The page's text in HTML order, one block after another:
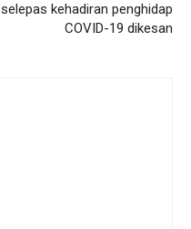
selepas kehadiran penghidap
COVID-19 dikesan